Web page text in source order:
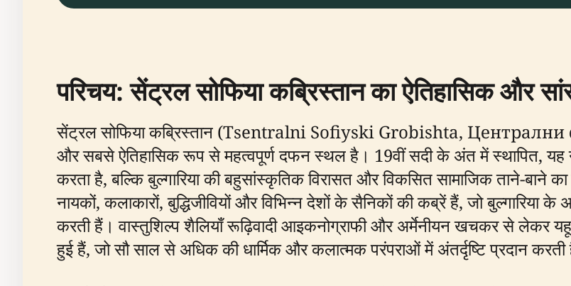
परिचय: सेंट्रल सोफिया कब्रिस्तान का ऐतिहासिक और
सेंट्रल सोफिया कब्रिस्तान (Tsentralni Sofiyski Grobishta, Централни
और सबसे ऐतिहासिक रूप से महत्वपूर्ण दफन स्थल है। 19वीं सदी के अंत में स्थापित,
करता है, बल्कि बुल्गारिया की बहुसांस्कृतिक विरासत और विकसित सामाजिक ताने-बाने
नायकों, कलाकारों, बुद्धिजीवियों और विभिन्न देशों के सैनिकों की कब्रें हैं, जो बुल्गारिया
करती हैं। वास्तुशिल्प शैलियाँ रूढ़िवादी आइकनोग्राफी और अर्मेनीयन खचकर से
हुई हैं, जो सौ साल से अधिक की धार्मिक और कलात्मक परंपराओं में अंतर्दृष्टि प्रदान करती